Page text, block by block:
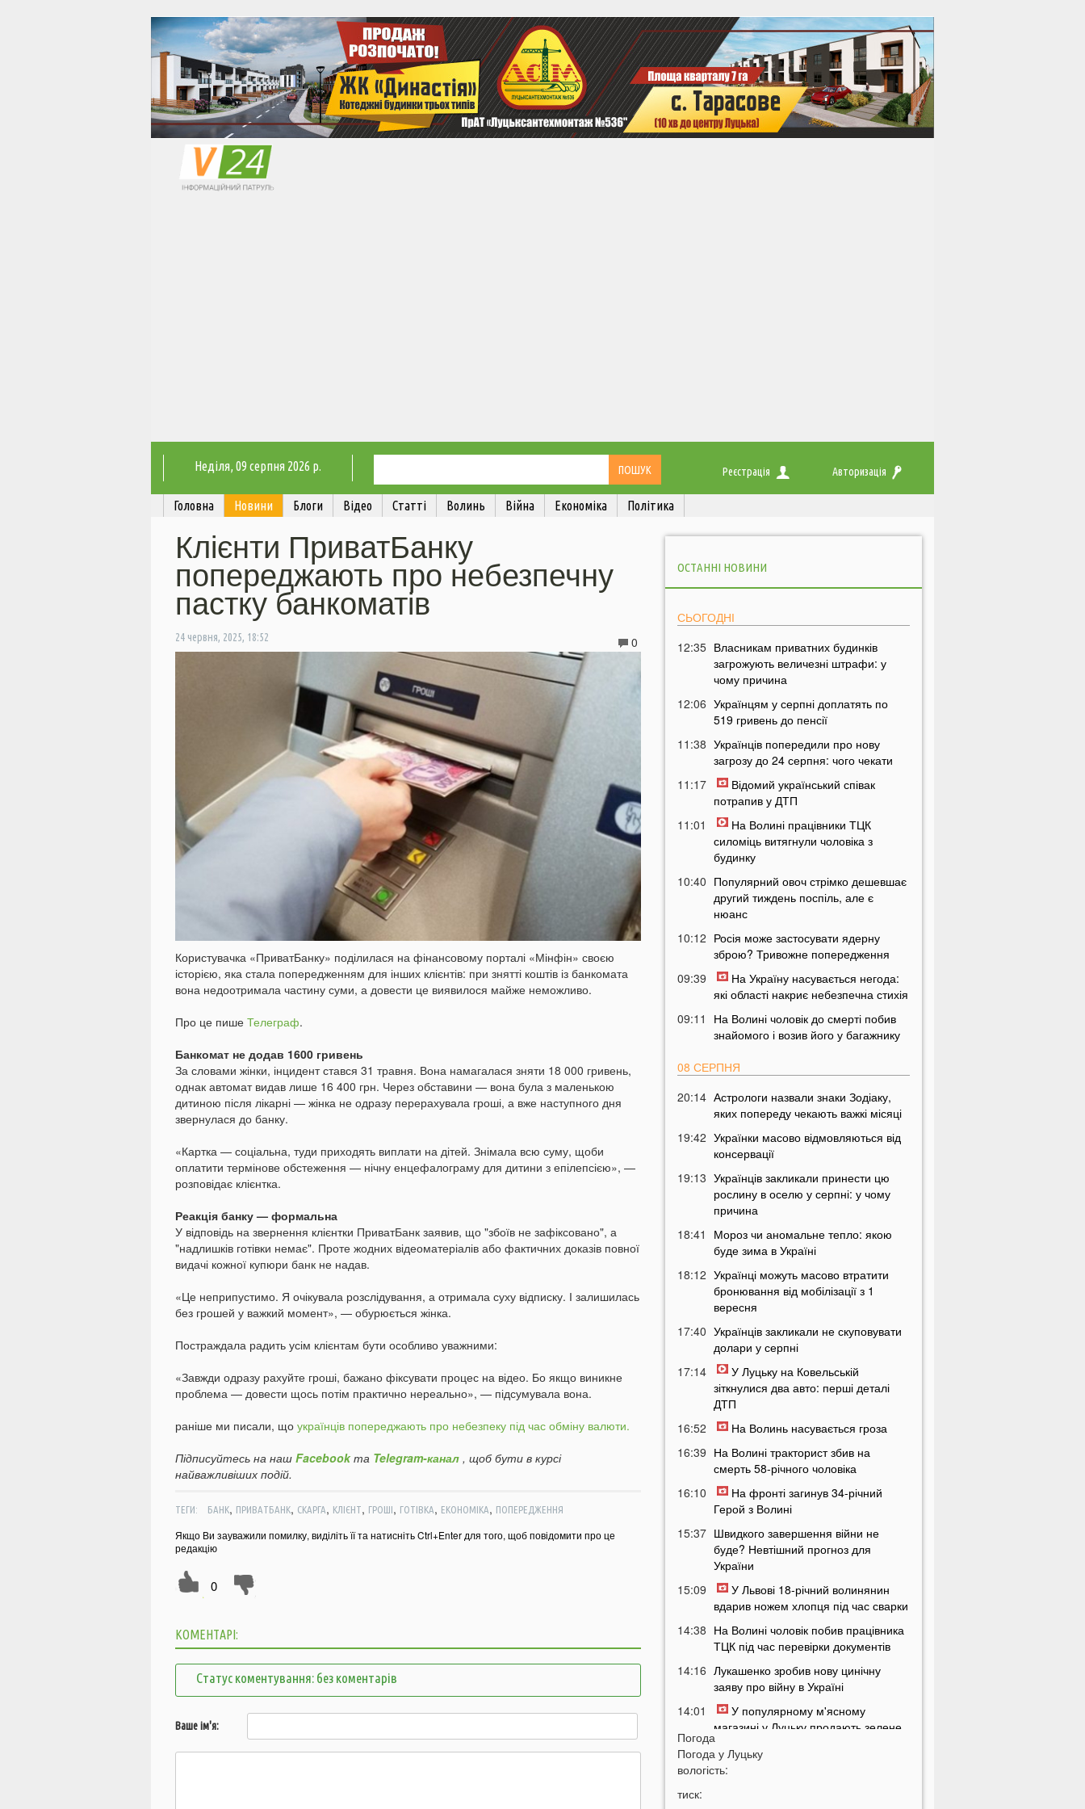
Неділя, 09 серпня 2026 р. Реєстрація Авторизація
Головна Новини Блоги Відео Статті Волинь Війна Економіка Політика
Клієнти ПриватБанку
попереджають про небезпечну
пастку банкоматів
24 червня, 2025, 18:52 0
Користувачка «ПриватБанку» поділилася на фінансовому порталі «Мінфін» своєю
історією, яка стала попередженням для інших клієнтів: при знятті коштів із банкомата
вона недоотримала частину суми, а довести це виявилося майже неможливо.
Про це пише Телеграф.
Банкомат не додав 1600 гривень
За словами жінки, інцидент стався 31 травня. Вона намагалася зняти 18 000 гривень,
однак автомат видав лише 16 400 грн. Через обставини — вона була з маленькою
дитиною після лікарні — жінка не одразу перерахувала гроші, а вже наступного дня
звернулася до банку.
«Картка — соціальна, туди приходять виплати на дітей. Знімала всю суму, щоби
оплатити термінове обстеження — нічну енцефалограму для дитини з епілепсією», —
розповідає клієнтка.
Реакція банку — формальна
У відповідь на звернення клієнтки ПриватБанк заявив, що "збоїв не зафіксовано", а
"надлишків готівки немає". Проте жодних відеоматеріалів або фактичних доказів повної
видачі кожної купюри банк не надав.
«Це неприпустимо. Я очікувала розслідування, а отримала суху відписку. І залишилась
без грошей у важкий момент», — обурюється жінка.
Постраждала радить усім клієнтам бути особливо уважними:
«Завжди одразу рахуйте гроші, бажано фіксувати процес на відео. Бо якщо виникне
проблема — довести щось потім практично нереально», — підсумувала вона.
раніше ми писали, що українців попереджають про небезпеку під час обміну валюти.
Підписуйтесь на наш Facebookта Telegram-канал , щоб бути в курсі
найважливіших подій.
ТЕГИ: БАНК, ПРИВАТБАНК, СКАРГА, КЛІЄНТ, ГРОШІ, ГОТІВКА, ЕКОНОМІКА, ПОПЕРЕДЖЕННЯ
Якщо Ви зауважили помилку, виділіть її та натисніть Ctrl+Enter для того, щоб повідомити про це
редакцію
0
КОМЕНТАРІ:
Статус коментування: без коментарів
Ваше ім'я:
ОСТАННІ НОВИНИ
СЬОГОДНІ
12:35 Власникам приватних будинків
загрожують величезні штрафи: у
чому причина
12:06 Українцям у серпні доплатять по
519 гривень до пенсії
11:38 Українців попередили про нову
загрозу до 24 серпня: чого чекати
11:17
Відомий український співак
потрапив у ДТП
11:01
На Волині працівники ТЦК
силоміць витягнули чоловіка з
будинку
10:40 Популярний овоч стрімко дешевшає
другий тиждень поспіль, але є
нюанс
10:12 Росія може застосувати ядерну
зброю? Тривожне попередження
09:39
На Україну насувається негода:
які області накриє небезпечна стихія
09:11
На Волині чоловік до смерті побив
знайомого і возив його у багажнику
08 СЕРПНЯ
20:14 Астрологи назвали знаки Зодіаку,
яких попереду чекають важкі місяці
19:42 Українки масово відмовляються від
консервації
19:13 Українців закликали принести цю
рослину в оселю у серпні: у чому
причина
18:41
Мороз чи аномальне тепло: якою
буде зима в Україні
18:12 Українці можуть масово втратити
бронювання від мобілізації з 1
вересня
17:40 Українців закликали не скуповувати
долари у серпні
17:14
У Луцьку на Ковельській
зіткнулися два авто: перші деталі
ДТП
16:52
На Волинь насувається гроза
16:39 На Волині тракторист збив на
смерть 58-річного чоловіка
16:10
На фронті загинув 34-річний
Герой з Волині
15:37 Швидкого завершення війни не
буде? Невтішний прогноз для
України
15:09
У Львові 18-річний волинянин
вдарив ножем хлопця під час сварки
14:38 На Волині чоловік побив працівника
ТЦК під час перевірки документів
14:16 Лукашенко зробив нову цинічну
заяву про війну в Україні
14:01
У популярному м'ясному
магазині у Луцьку продають зелене
м'ясо: покупці обурені
13:51 Українцям доведеться більше
Погода
Погода у Луцьку
вологість:
тиск: